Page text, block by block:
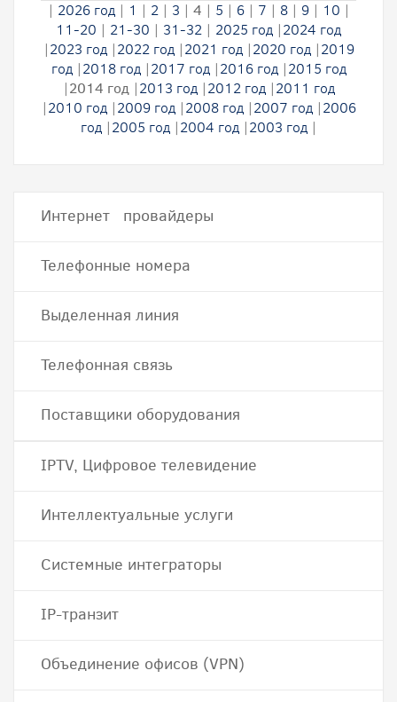
| 2026 год| 1 | 2| 3 | 4 | 5 | 6| 7 | 8| 9| 10 |
11-20 | 21-30 | 31-32 | 2025 год |2024 год
|2023 год|2022 год|2021 год|2020 год|2019
год|2018 год|2017 год|2016 год|2015 год
|2014 год|2013 год|2012 год|2011 год
|2010 год|2009 год|2008 год|2007 год|2006
год|2005 год|2004 год|2003 год|
Интернет провайдеры
Телефонные номера
Выделенная линия
Телефонная связь
Поставщики оборудования
IPTV, Цифровое телевидение
Интеллектуальные услуги
Системные интеграторы
IP-транзит
Объединение офисов (VPN)